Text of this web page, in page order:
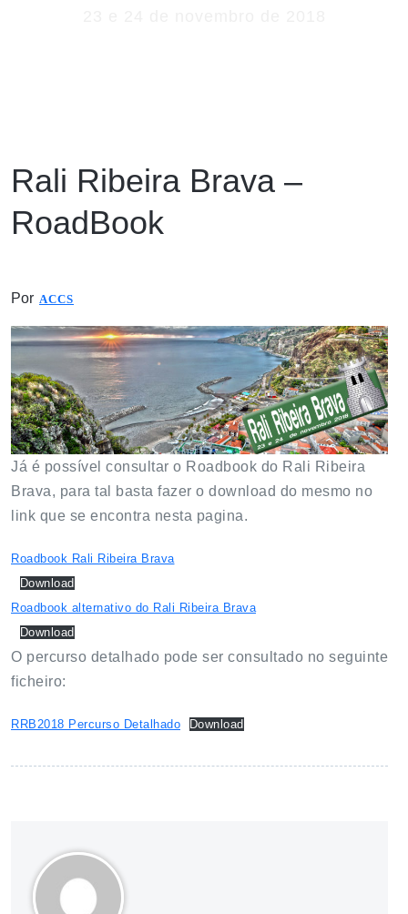
Rali Ribeira Brava –
RoadBook
Por ACCS
Já é possível consultar o Roadbook do Rali Ribeira
Brava, para tal basta fazer o download do mesmo no
link que se encontra nesta pagina.
Roadbook Rali Ribeira Brava
Download
Roadbook alternativo do Rali Ribeira Brava
Download
O percurso detalhado pode ser consultado no seguinte
ficheiro:
RRB2018 Percurso Detalhado Download